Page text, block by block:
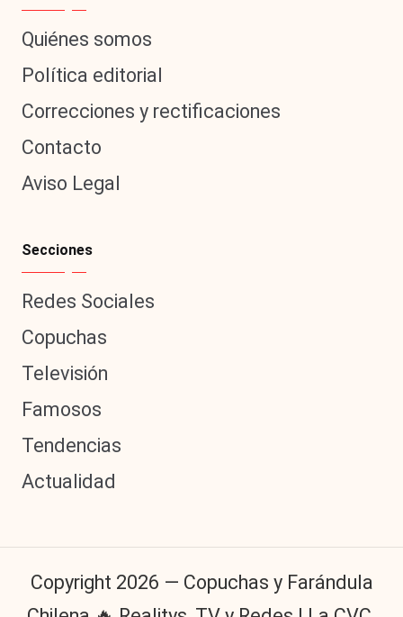
Quiénes somos
Política editorial
Correcciones y rectificaciones
Contacto
Aviso Legal
Secciones
Redes Sociales
Copuchas
Televisión
Famosos
Tendencias
Actualidad
Copyright 2026 — Copuchas y Farándula